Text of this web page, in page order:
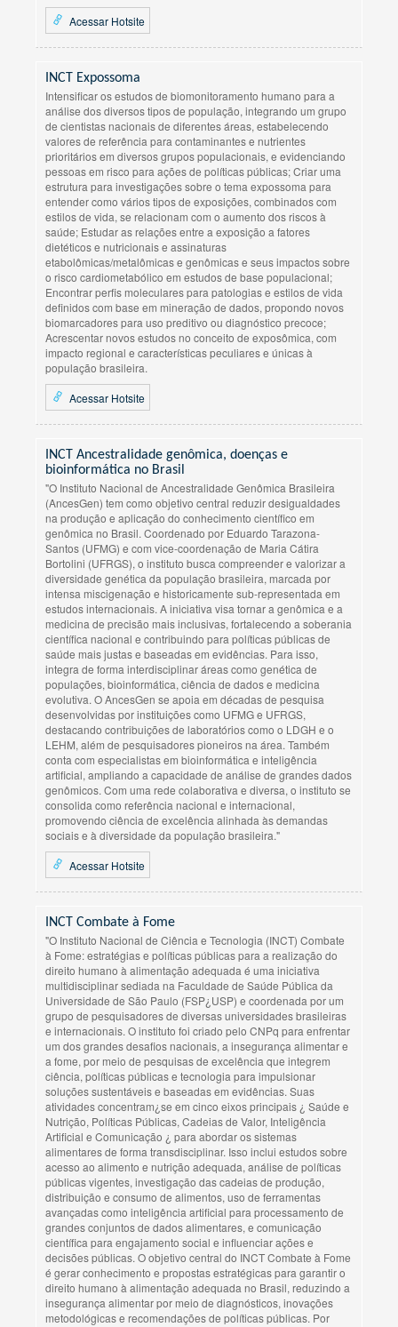
Acessar Hotsite
INCT Expossoma
Intensificar os estudos de biomonitoramento humano para a
análise dos diversos tipos de população, integrando um grupo
de cientistas nacionais de diferentes áreas, estabelecendo
valores de referência para contaminantes e nutrientes
prioritários em diversos grupos populacionais, e evidenciando
pessoas em risco para ações de políticas públicas; Criar uma
estrutura para investigações sobre o tema expossoma para
entender como vários tipos de exposições, combinados com
estilos de vida, se relacionam com o aumento dos riscos à
saúde; Estudar as relações entre a exposição a fatores
dietéticos e nutricionais e assinaturas
etabolômicas/metalômicas e genômicas e seus impactos sobre
o risco cardiometabólico em estudos de base populacional;
Encontrar perfis moleculares para patologias e estilos de vida
definidos com base em mineração de dados, propondo novos
biomarcadores para uso preditivo ou diagnóstico precoce;
Acrescentar novos estudos no conceito de exposômica, com
impacto regional e características peculiares e únicas à
população brasileira.
Acessar Hotsite
INCT Ancestralidade genômica, doenças e
bioinformática no Brasil
"O Instituto Nacional de Ancestralidade Genômica Brasileira
(AncesGen) tem como objetivo central reduzir desigualdades
na produção e aplicação do conhecimento científico em
genômica no Brasil. Coordenado por Eduardo Tarazona-
Santos (UFMG) e com vice-coordenação de Maria Cátira
Bortolini (UFRGS), o instituto busca compreender e valorizar a
diversidade genética da população brasileira, marcada por
intensa miscigenação e historicamente sub-representada em
estudos internacionais. A iniciativa visa tornar a genômica e a
medicina de precisão mais inclusivas, fortalecendo a soberania
científica nacional e contribuindo para políticas públicas de
saúde mais justas e baseadas em evidências. Para isso,
integra de forma interdisciplinar áreas como genética de
populações, bioinformática, ciência de dados e medicina
evolutiva. O AncesGen se apoia em décadas de pesquisa
desenvolvidas por instituições como UFMG e UFRGS,
destacando contribuições de laboratórios como o LDGH e o
LEHM, além de pesquisadores pioneiros na área. Também
conta com especialistas em bioinformática e inteligência
artificial, ampliando a capacidade de análise de grandes dados
genômicos. Com uma rede colaborativa e diversa, o instituto se
consolida como referência nacional e internacional,
promovendo ciência de excelência alinhada às demandas
sociais e à diversidade da população brasileira."
Acessar Hotsite
INCT Combate à Fome
"O Instituto Nacional de Ciência e Tecnologia (INCT) Combate
à Fome: estratégias e políticas públicas para a realização do
direito humano à alimentação adequada é uma iniciativa
multidisciplinar sediada na Faculdade de Saúde Pública da
Universidade de São Paulo (FSP¿USP) e coordenada por um
grupo de pesquisadores de diversas universidades brasileiras
e internacionais. O instituto foi criado pelo CNPq para enfrentar
um dos grandes desafios nacionais, a insegurança alimentar e
a fome, por meio de pesquisas de excelência que integrem
ciência, políticas públicas e tecnologia para impulsionar
soluções sustentáveis e baseadas em evidências. Suas
atividades concentram¿se em cinco eixos principais ¿ Saúde e
Nutrição, Políticas Públicas, Cadeias de Valor, Inteligência
Artificial e Comunicação ¿ para abordar os sistemas
alimentares de forma transdisciplinar. Isso inclui estudos sobre
acesso ao alimento e nutrição adequada, análise de políticas
públicas vigentes, investigação das cadeias de produção,
distribuição e consumo de alimentos, uso de ferramentas
avançadas como inteligência artificial para processamento de
grandes conjuntos de dados alimentares, e comunicação
científica para engajamento social e influenciar ações e
decisões públicas. O objetivo central do INCT Combate à Fome
é gerar conhecimento e propostas estratégicas para garantir o
direito humano à alimentação adequada no Brasil, reduzindo a
insegurança alimentar por meio de diagnósticos, inovações
metodológicas e recomendações de políticas públicas. Por